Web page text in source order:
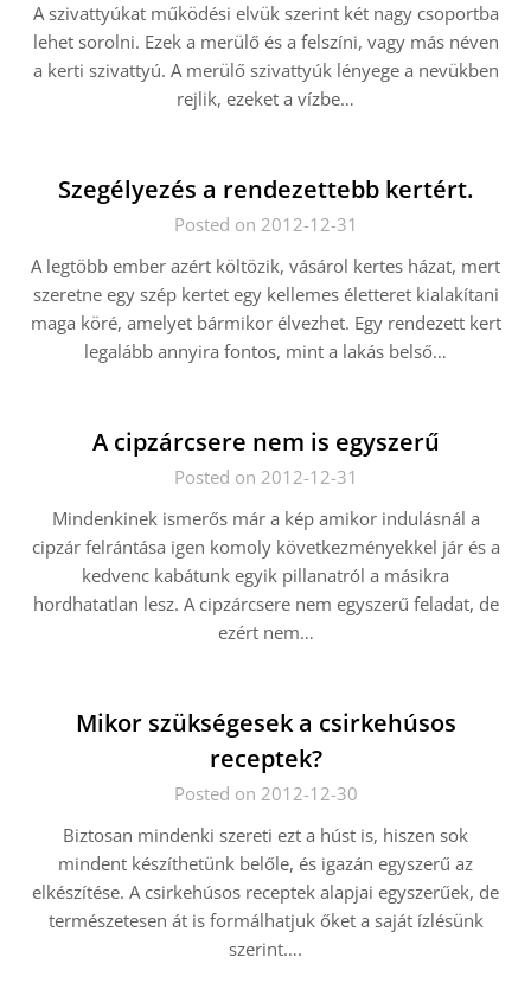
A szivattyúkat működési elvük szerint két nagy csoportba
lehet sorolni. Ezek a merülő és a felszíni, vagy más néven
a kerti szivattyú. A merülő szivattyúk lényege a nevükben
rejlik, ezeket a vízbe…
Szegélyezés a rendezettebb kertért.
Posted on 2012-12-31
A legtöbb ember azért költözik, vásárol kertes házat, mert
szeretne egy szép kertet egy kellemes életteret kialakítani
maga köré, amelyet bármikor élvezhet. Egy rendezett kert
legalább annyira fontos, mint a lakás belső…
A cipzárcsere nem is egyszerű
Posted on 2012-12-31
Mindenkinek ismerős már a kép amikor indulásnál a
cipzár felrántása igen komoly következményekkel jár és a
kedvenc kabátunk egyik pillanatról a másikra
hordhatatlan lesz. A cipzárcsere nem egyszerű feladat, de
ezért nem…
Mikor szükségesek a csirkehúsos
receptek?
Posted on 2012-12-30
Biztosan mindenki szereti ezt a húst is, hiszen sok
mindent készíthetünk belőle, és igazán egyszerű az
elkészítése. A csirkehúsos receptek alapjai egyszerűek, de
természetesen át is formálhatjuk őket a saját ízlésünk
szerint….